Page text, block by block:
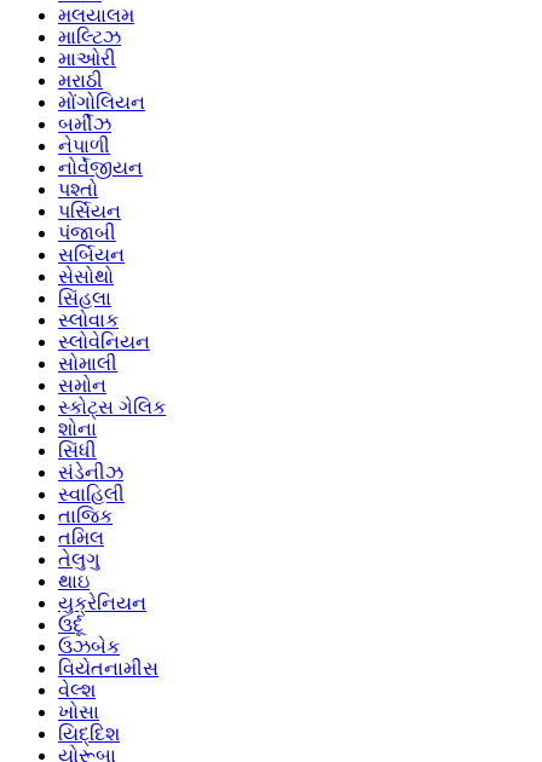
મલયાલમ
માલ્ટિઝ
માઓરી
મરાઠી
મોંગોલિયન
બર્મીઝ
નેપાળી
નોર્વેજીયન
પશ્તો
પર્સિયન
પંજાબી
સર્બિયન
સેસોથો
સિંહલા
સ્લોવાક
સ્લોવેનિયન
સોમાલી
સમોન
સ્કોટ્સ ગેલિક
શોના
સિંધી
સંડેનીઝ
સ્વાહિલી
તાજિક
તમિલ
તેલુગુ
થાઇ
યુક્રેનિયન
ઉર્દૂ
ઉઝબેક
વિયેતનામીસ
વેલ્શ
ખોસા
યિદ્દિશ
યોરૂબા